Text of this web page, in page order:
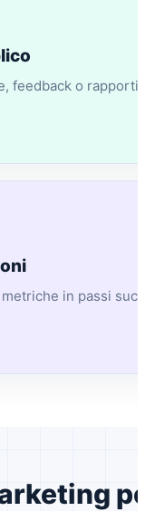
feedback o rapporti
in passi